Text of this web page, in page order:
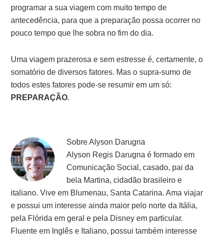
programar a sua viagem com muito tempo de
antecedência, para que a preparação possa ocorrer no
pouco tempo que lhe sobra no fim do dia.
Uma viagem prazerosa e sem estresse é, certamente, o
somatório de diversos fatores. Mas o supra-sumo de
todos estes fatores pode-se resumir em um só:
PREPARAÇÃO.
SobreAlyson Darugna
Alyson Regis Darugna é formado em
Comunicação Social, casado, pai da
bela Martina, cidadão brasileiro e
italiano. Vive em Blumenau, Santa Catarina. Ama viajar
e possui um interesse ainda maior pelo norte da Itália,
pela Flórida em geral e pela Disney em particular.
Fluente em Inglês e Italiano, possui também interesse